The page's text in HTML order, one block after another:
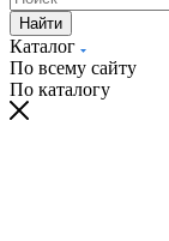
Найти
Каталог
По всему сайту
По каталогу